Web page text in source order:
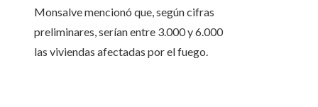
Monsalve mencionó que, según cifras
preliminares, serían entre 3.000 y 6.000
las viviendas afectadas por el fuego.